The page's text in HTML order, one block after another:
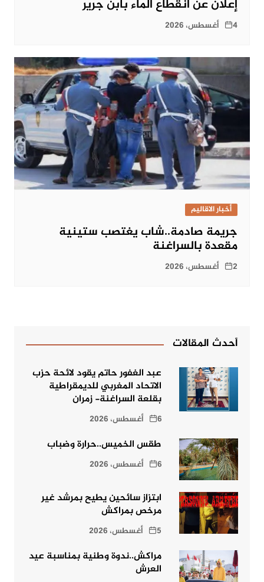
إعلان عن انقطاع الماء بابن جرير
4 أغسطس، 2026
أخبار الاقاليم
جريمة صادمة..شاب يغتصب ستينية
مقعدة بالسراغنة
2 أغسطس، 2026
أحدث المقالات
عبد الغفور حاتم يقود لائحة حزب
الاتحاد المغربي للديمقراطية
بقلعة السراغنة- زمران
6 أغسطس، 2026
طقس الخميس..حرارة وضباب
6 أغسطس، 2026
ابتزاز سائحين يطيح بمرشد غير
مرخص بمراكش
5 أغسطس، 2026
مراكش..ندوة وطنية بمناسبة عيد
العرش